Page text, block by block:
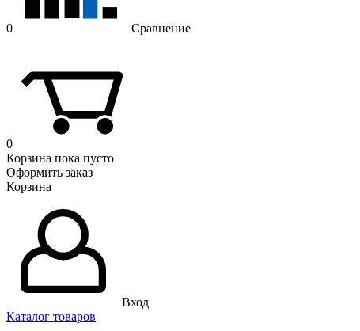
0 Сравнение
0
Корзина пока пусто
Оформить заказ
Корзина
Вход
Каталог товаров